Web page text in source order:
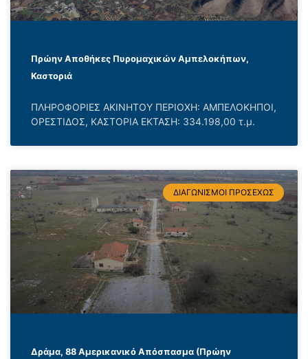
Πρώην Αποθήκες Πυρομαχικών Αμπελοκήπων,
Καστοριά
ΠΛΗΡΟΦΟΡΙΕΣ ΑΚΙΝΗΤΟΥ ΠΕΡΙΟΧΗ: ΑΜΠΕΛΟΚΗΠΟΙ,
ΟΡΕΣΤΙΔΟΣ, ΚΑΣΤΟΡΙΑ ΕΚΤΑΣΗ: 334.198,00 τ.μ.
ΔΙΑΓΩΝΙΣΜΟΙ ΠΡΟΣΕΧΩΣ
Δράμα, 88 Αμερικανικό Απόσπασμα (Πρώην